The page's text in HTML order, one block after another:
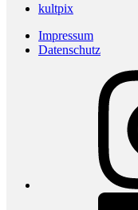
kultpix
Impressum
Datenschutz